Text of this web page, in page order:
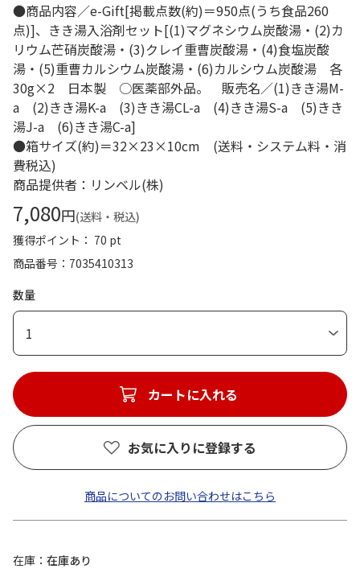
●商品内容／e-Gift[掲載点数(約)＝950点(うち食品260
点)]、きき湯入浴剤セット[(1)マグネシウム炭酸湯・(2)カ
リウム芒硝炭酸湯・(3)クレイ重曹炭酸湯・(4)食塩炭酸
湯・(5)重曹カルシウム炭酸湯・(6)カルシウム炭酸湯 各
30g×2 日本製 ○医薬部外品。 販売名／(1)きき湯M-
a (2)きき湯K-a (3)きき湯CL-a (4)きき湯S-a (5)きき
湯J-a (6)きき湯C-a]
●箱サイズ(約)＝32×23×10cm (送料・システム料・消
費税込)
商品提供者：リンベル(株)
7,080円(送料・税込)
獲得ポイント： 70 pt
商品番号
7035410313
数量
1
カートに入れる
お気に入りに登録する
商品についてのお問い合わせはこちら
在庫
在庫あり